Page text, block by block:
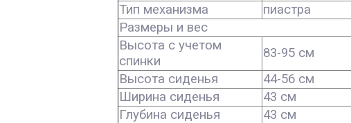
Тип механизма
пиастра
Размеры и вес
Высота с учетом
спинки
83-95 см
Высота сиденья
44-56 см
Ширина сиденья
43 см
Глубина сиденья
43 см